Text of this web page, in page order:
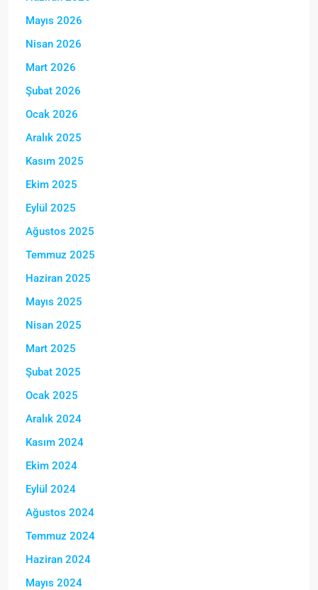
Mayıs 2026
Nisan 2026
Mart 2026
Şubat 2026
Ocak 2026
Aralık 2025
Kasım 2025
Ekim 2025
Eylül 2025
Ağustos 2025
Temmuz 2025
Haziran 2025
Mayıs 2025
Nisan 2025
Mart 2025
Şubat 2025
Ocak 2025
Aralık 2024
Kasım 2024
Ekim 2024
Eylül 2024
Ağustos 2024
Temmuz 2024
Haziran 2024
Mayıs 2024